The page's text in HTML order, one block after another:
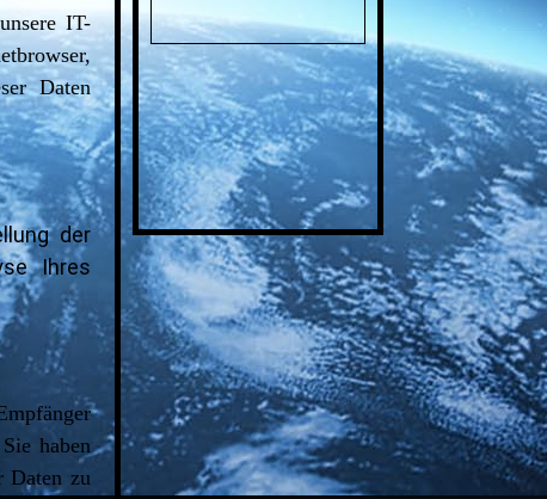
IT-
Daten
der
Ihres
haben
Daten zu